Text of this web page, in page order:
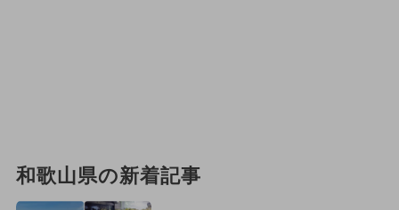
和歌山県の新着記事